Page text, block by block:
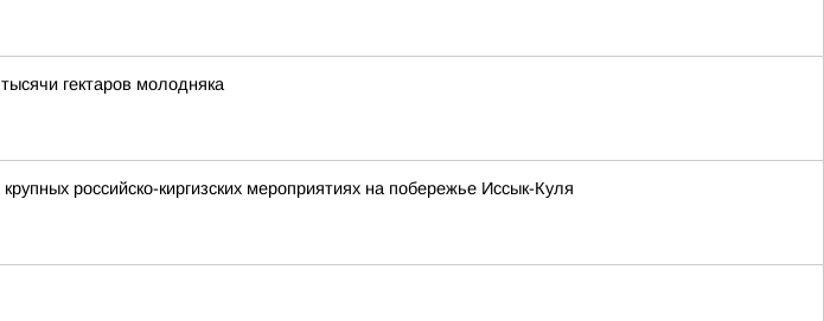
гектаров молодняка
российско-киргизских мероприятиях на побережье Иссык-Куля